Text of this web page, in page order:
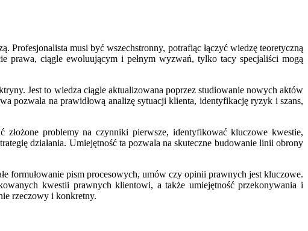
musi być wszechstronny, potrafiąc łączyć wiedzę teoretyczną
prawa, ciągle ewoluującym i pełnym wyzwań, tylko tacy specjaliści mogą
Jest to wiedza ciągle aktualizowana poprzez studiowanie nowych aktów
pozwala na prawidłową analizę sytuacji klienta, identyfikację ryzyk i szans,
złożone problemy na czynniki pierwsze, identyfikować kluczowe kwestie,
działania. Umiejętność ta pozwala na skuteczne budowanie linii obrony
formułowanie pism procesowych, umów czy opinii prawnych jest kluczowe.
kwestii prawnych klientowi, a także umiejętność przekonywania i
rzeczowy i konkretny.